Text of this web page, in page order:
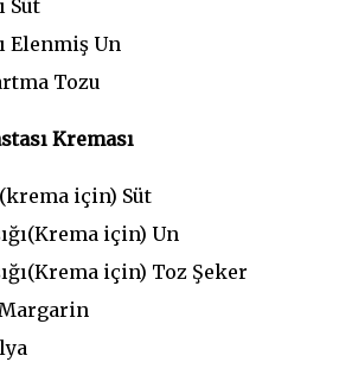
Süt
Elenmiş Un
Tozu
Kreması
için) Süt
için) Un
için) Toz Şeker
Margarin